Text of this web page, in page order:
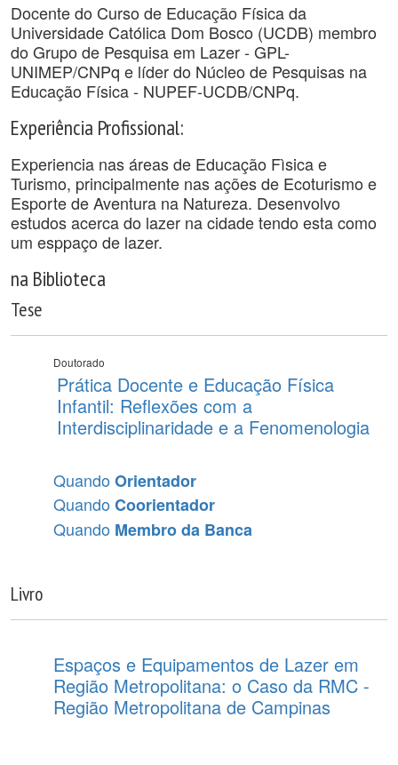
Docente do Curso de Educação Física da
Universidade Católica Dom Bosco (UCDB) membro
do Grupo de Pesquisa em Lazer - GPL-
UNIMEP/CNPq e líder do Núcleo de Pesquisas na
Educação Física - NUPEF-UCDB/CNPq.
Experiência Profissional:
Experiencia nas áreas de Educação Fìsica e
Turismo, principalmente nas ações de Ecoturismo e
Esporte de Aventura na Natureza. Desenvolvo
estudos acerca do lazer na cidade tendo esta como
um esppaço de lazer.
na Biblioteca
Tese
Doutorado
Prática Docente e Educação Física
Infantil: Reflexões com a
Interdisciplinaridade e a Fenomenologia
Quando Orientador
Quando Coorientador
Quando Membro da Banca
Livro
Espaços e Equipamentos de Lazer em
Região Metropolitana: o Caso da RMC -
Região Metropolitana de Campinas